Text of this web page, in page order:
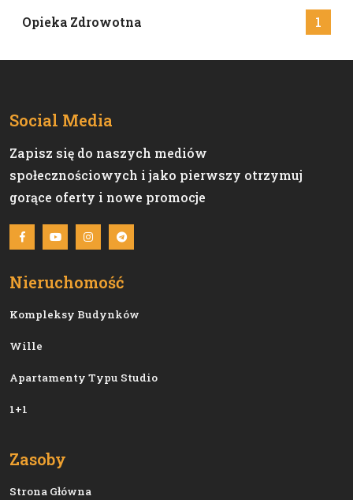
Opieka Zdrowotna 1
Social Media
Zapisz się do naszych mediów
społecznościowych i jako pierwszy otrzymuj
gorące oferty i nowe promocje
Nieruchomość
Kompleksy Budynków
Wille
Apartamenty Typu Studio
1+1
Zasoby
Strona Główna